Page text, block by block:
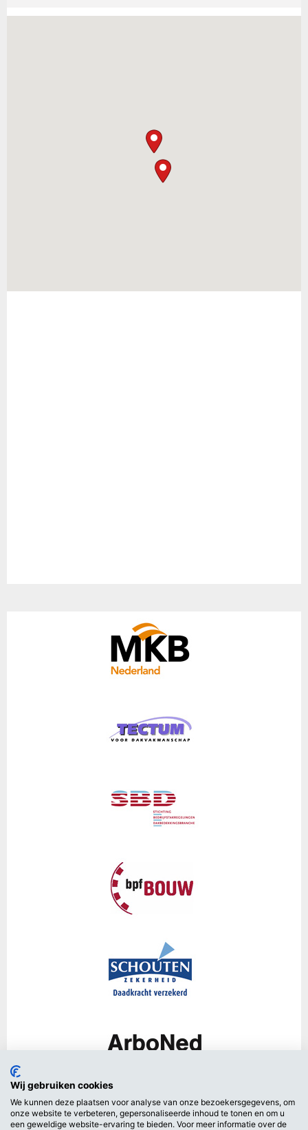
Wij gebruiken cookies
We kunnen deze plaatsen voor analyse van onze bezoekersgegevens, om
onze website te verbeteren, gepersonaliseerde inhoud te tonen en om u
een geweldige website-ervaring te bieden. Voor meer informatie over de